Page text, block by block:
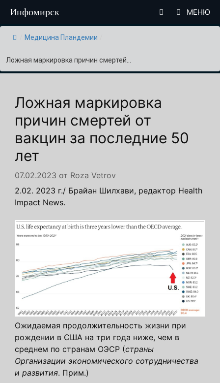
содержимому
Инфомирск МЕНЮ
Медицина Пландемии
Ложная маркировка причин смертей...
Ложная маркировка
причин смертей от
вакцин за последние 50
лет
07.02.2023 от Roza Vetrov
2.02. 2023 г./ Брайан Шилхави, редактор Health
Impact News.
Ожидаемая продолжительность жизни при
рождении в США на три года ниже, чем в
среднем по странам ОЭСР (страны
Организации экономического сотрудничества
и развития. Прим.)